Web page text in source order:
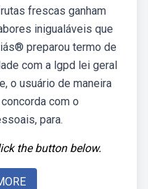
frescas ganham
inigualáveis que
preparou termo de
com a lgpd lei geral
o usuário de maneira
com o
para.
the button below.